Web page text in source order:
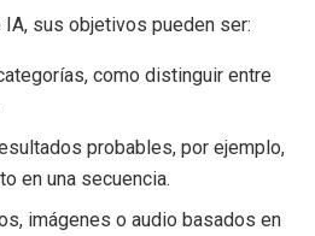
sus objetivos pueden ser:
como distinguir entre
probables, por ejemplo,
en una secuencia.
imágenes o audio basados en